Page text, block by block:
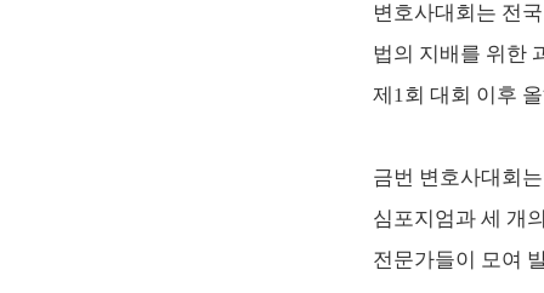
변호사대회는 전
법의 지배를 위한
제1회 대회 이후
금번 변호사대회
심포지엄과세 개
전문가들이 모여